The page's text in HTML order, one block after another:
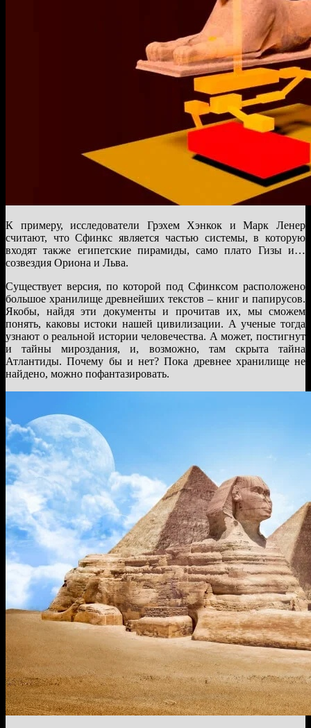
К примеру, исследователи Грэхем Хэнкок и Марк Ленер
считают, что Сфинкс является частью системы, в которую
входят также египетские пирамиды, само плато Гизы и…
созвездия Ориона и Льва.
Существует версия, по которой под Сфинксом расположено
большое хранилище древнейших текстов – книг и папирусов.
Якобы, найдя эти документы и прочитав их, мы сможем
понять, каковы истоки нашей цивилизации. А ученые тогда
узнают о реальной истории человечества. А может, постигнут
и тайны мироздания, и, возможно, там скрыта тайна
Атлантиды. Почему бы и нет? Пока древнее хранилище не
найдено, можно пофантазировать.